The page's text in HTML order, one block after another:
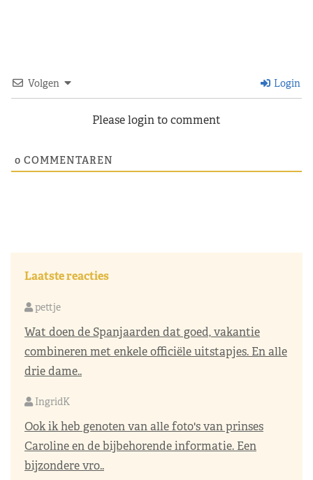
Volgen Login
Please login to comment
0 COMMENTAREN
Laatste reacties
pettje
Wat doen de Spanjaarden dat goed, vakantie
combineren met enkele officiële uitstapjes. En alle
drie dame..
IngridK
Ook ik heb genoten van alle foto's van prinses
Caroline en de bijbehorende informatie. Een
bijzondere vro..